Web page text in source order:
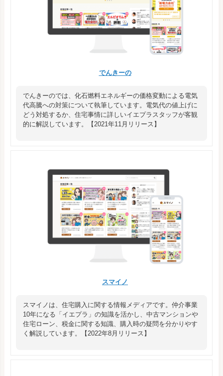
でんきーの
でんきーのでは、化石燃料エネルギーの価格変動による電気
代高騰への対策について執筆しています。電気代の値上げに
どう対処するか、住宅事情に詳しいイエプラスタッフが客観
的に解説しています。【2021年11月リリース】
スマイノ
スマイノは、住宅購入に関する情報メディアです。仲介事業
10年になる「イエプラ」の知識を活かし、中古マンションや
住宅ローン、税金に関する知識、購入時の疑問を分かりやす
く解説しています。【2022年8月リリース】